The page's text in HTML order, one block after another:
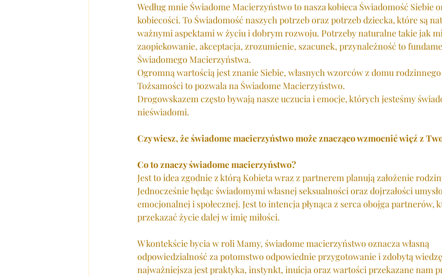
Według mnie Świadome Macierzyństwo to nasza kobieca Świadomość Siebie
kobiecości. To Świadomość naszych potrzeb oraz potrzeb dziecka, które są
ważnymi aspektami w życiu i dobrym rozwoju. Potrzeby naturalne takie jak
zaopiekowanie, akceptacja, zrozumienie, szacunek, przynależność to
Świadomego Macierzyństwa.
Ogromną wartością jest znanie Siebie, własnych wzorców z domu rodzinnego
Tożsamości to pozwala na Świadome Macierzyństwo.
Drogowskazem często bywają nasze uczucia i emocje, których jesteśmy
nieświadomi.
Czy wiesz, że świadome macierzyństwo może znacząco wzmocnić więź z
Co to znaczy świadome macierzyństwo?
Jest to idea zgodnie z którą Kobieta wraz z partnerem planują założenie
Jednocześnie będąc świadomymi własnej seksualności oraz dojrzałości
emocjonalnej i społecznej. Jest to intencja płynąca z serca obojga partnerów,
przekazać życie dalej w imię miłości.
W kontekście bycia w roli Mamy, świadome macierzyństwo oznacza własną
odpowiedzialność za potomstwo odpowiednie przygotowanie i zdobytą
najważniejsza jest praktyka, instynkt, inuicja oraz wartości przekazane nam